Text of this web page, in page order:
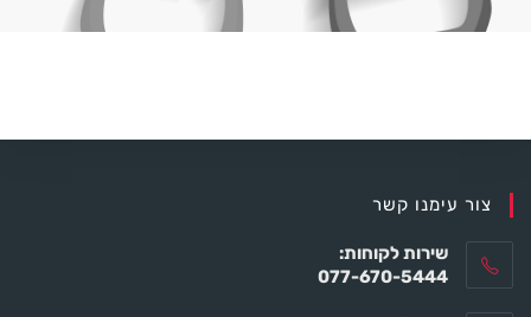
צור עימנו קשר
שירות לקוחות:
077-670-5444